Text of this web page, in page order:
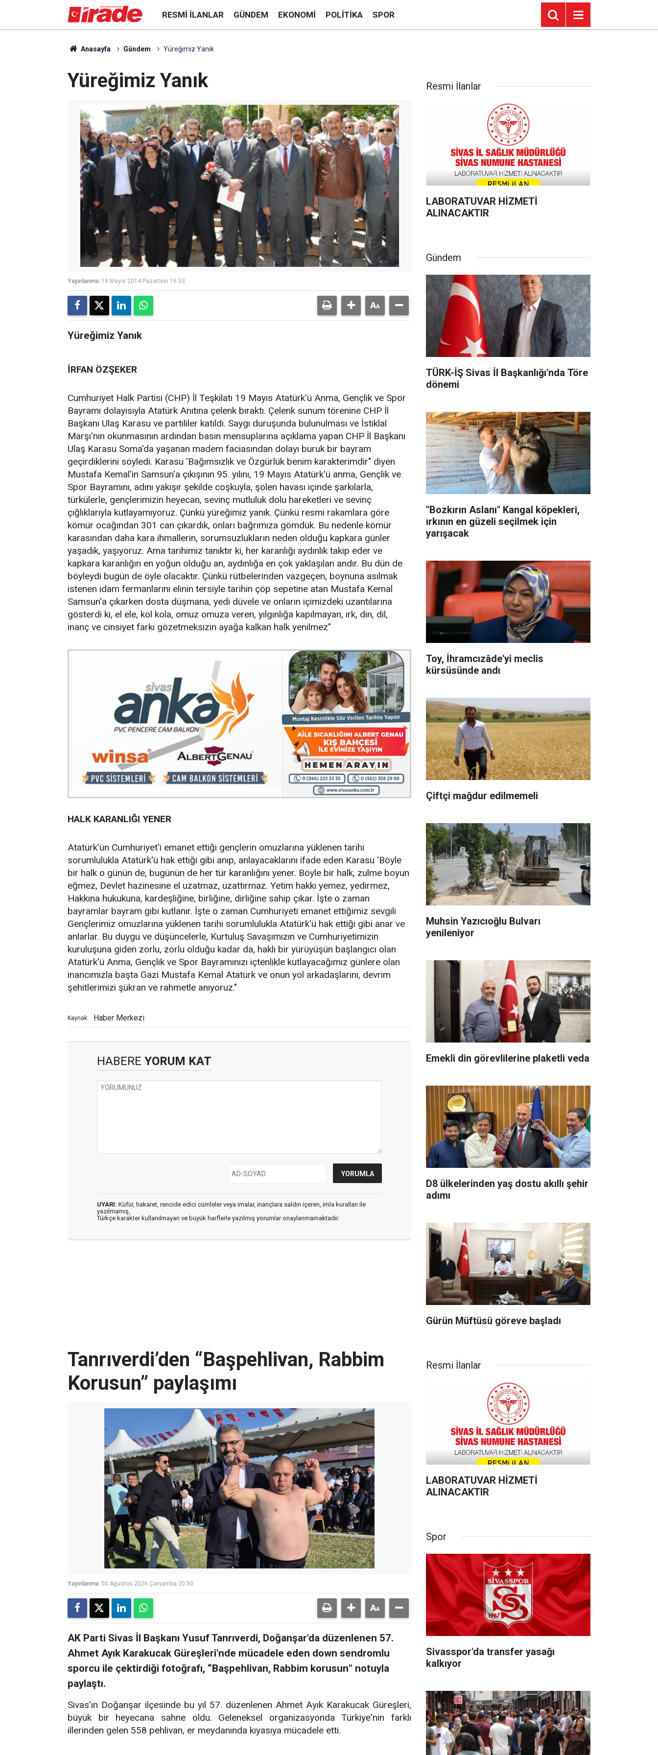
RESMI İLANLAR GÜNDEM EKONOMI POLITIKA SPOR
Anasayfa Gündem Yüreğimiz Yanık
Yüreğimiz Yanık
Yayınlanma: 19 Mayıs 2014 Pazartesi 16:53
Yüreğimiz Yanık
İRFAN ÖZŞEKER
Cumhuriyet Halk Partisi (CHP) İl Teşkilatı 19 Mayıs Atatürk'ü Anma, Gençlik ve Spor
Bayramı dolayısıyla Atatürk Anıtına çelenk bıraktı. Çelenk sunum törenine CHP İl
Başkanı Ulaş Karasu ve partililer katıldı. Saygı duruşunda bulunulması ve İstiklal
Marşı'nın okunmasının ardından basın mensuplarına açıklama yapan CHP İl Başkanı
Ulaş Karasu Soma'da yaşanan madem faciasından dolayı buruk bir bayram
geçirdiklerini söyledi. Karasu 'Bağımsızlık ve Özgürlük benim karakterimdir" diyen
Mustafa Kemal'in Samsun'a çıkışının 95. yılını, 19 Mayıs Atatürk'ü anma, Gençlik ve
Spor Bayramını, adını yakışır şekilde coşkuyla, şölen havası içinde şarkılarla,
türkülerle, gençlerimizin heyecan, sevinç mutluluk dolu hareketleri ve sevinç
çığlıklarıyla kutlayamıyoruz. Çünkü yüreğimiz yanık. Çünkü resmi rakamlara göre
kömür ocağından 301 can çıkardık, onları bağrımıza gömdük. Bu nedenle kömür
karasından daha kara ihmallerin, sorumsuzlukların neden olduğu kapkara günler
yaşadık, yaşıyoruz. Ama tarihimiz tanıktır ki, her karanlığı aydınlık takip eder ve
kapkara karanlığın en yoğun olduğu an, aydınlığa en çok yaklaşılan andır. Bu dün de
böyleydi bugün de öyle olacaktır. Çünkü rütbelerinden vazgeçen, boynuna asılmak
istenen idam fermanlarını elinin tersiyle tarihin çöp sepetine atan Mustafa Kemal
Samsun'a çıkarken dosta düşmana, yedi düvele ve onların içimizdeki uzantılarına
gösterdi ki, el ele, kol kola, omuz omuza veren, yılgınlığa kapılmayan, ırk, din, dil,
inanç ve cinsiyet farkı gözetmeksizin ayağa kalkan halk yenilmez"
HALK KARANLIĞI YENER
Atatürk'ün Cumhuriyet'i emanet ettiği gençlerin omuzlarına yüklenen tarihi
sorumlulukla Atatürk'ü hak ettiği gibi anıp, anlayacaklarını ifade eden Karasu 'Böyle
bir halk o günün de, bugünün de her tür karanlığını yener. Böyle bir halk, zulme boyun
eğmez, Devlet hazinesine el uzatmaz, uzattırmaz. Yetim hakkı yemez, yedirmez,
Hakkına hukukuna, kardeşliğine, birliğine, dirliğine sahip çıkar. İşte o zaman
bayramlar bayram gibi kutlanır. İşte o zaman Cumhuriyeti emanet ettiğimiz sevgili
Gençlerimiz omuzlarına yüklenen tarihi sorumlulukla Atatürk'ü hak ettiği gibi anar ve
anlarlar. Bu duygu ve düşüncelerle, Kurtuluş Savaşımızın ve Cumhuriyetimizin
kuruluşuna giden zorlu, zorlu olduğu kadar da, haklı bir yürüyüşün başlangıcı olan
Atatürk'ü Anma, Gençlik ve Spor Bayramınızı içtenlikle kutlayacağımız günlere olan
inancımızla başta Gazi Mustafa Kemal Atatürk ve onun yol arkadaşlarını, devrim
şehitlerimizi şükran ve rahmetle anıyoruz."
Kaynak: Haber Merkezi
HABERE YORUM KAT
UYARI: Küfür, hakaret, rencide edici cümleler veya imalar, inançlara saldırı içeren, imla kuralları ile
yazılmamış,
Türkçe karakter kullanılmayan ve büyük harflerle yazılmış yorumlar onaylanmamaktadır.
Resmi İlanlar
LABORATUVAR HİZMETİ
ALINACAKTIR
Gündem
TÜRK-İŞ Sivas İl Başkanlığı'nda Töre
dönemi
"Bozkırın Aslanı" Kangal köpekleri,
ırkının en güzeli seçilmek için
yarışacak
Toy, İhramcızâde'yi meclis
kürsüsünde andı
Çiftçi mağdur edilmemeli
Muhsin Yazıcıoğlu Bulvarı
yenileniyor
Emekli din görevlilerine plaketli veda
D8 ülkelerinden yaş dostu akıllı şehir
adımı
Gürün Müftüsü göreve başladı
Tanrıverdi’den “Başpehlivan, Rabbim
Korusun” paylaşımı
Yayınlanma: 05 Ağustos 2026 Çarşamba 20:50
AK Parti Sivas İl Başkanı Yusuf Tanrıverdi, Doğanşar'da düzenlenen 57.
Ahmet Ayık Karakucak Güreşleri'nde mücadele eden down sendromlu
sporcu ile çektirdiği fotoğrafı, “Başpehlivan, Rabbim korusun” notuyla
paylaştı.
Sivas’ın Doğanşar ilçesinde bu yıl 57. düzenlenen Ahmet Ayık Karakucak Güreşleri,
büyük bir heyecana sahne oldu. Geleneksel organizasyonda Türkiye'nin farklı
illerinden gelen 558 pehlivan, er meydanında kıyasıya mücadele etti.
Resmi İlanlar
LABORATUVAR HİZMETİ
ALINACAKTIR
Spor
Sivasspor'da transfer yasağı
kalkıyor